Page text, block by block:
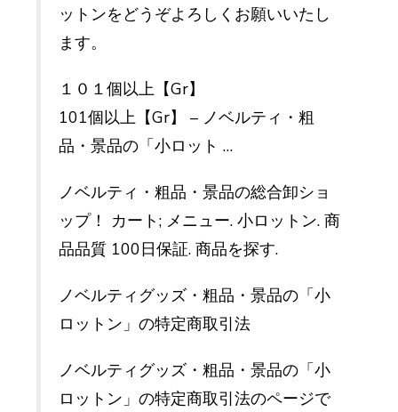
ットンをどうぞよろしくお願いいたし
ます。
１０１個以上【Gr】
101個以上【Gr】 – ノベルティ・粗
品・景品の「小ロット …
ノベルティ・粗品・景品の総合卸ショ
ップ！ カート; メニュー. 小ロットン. 商
品品質 100日保証. 商品を探す.
ノベルティグッズ・粗品・景品の「小
ロットン」の特定商取引法
ノベルティグッズ・粗品・景品の「小
ロットン」の特定商取引法のページで